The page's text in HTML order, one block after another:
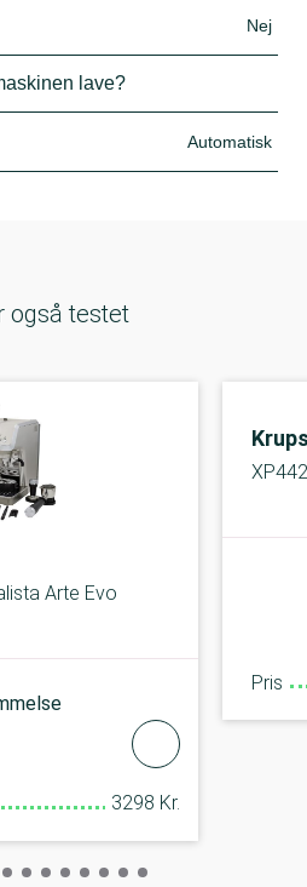
Nej
lave?
Automatisk
også testet
Arte Evo
3298 Kr.
Pris